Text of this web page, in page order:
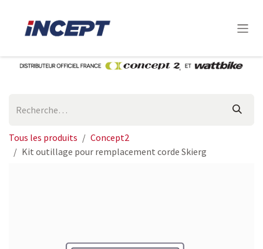
Tous les produits
Concept2
Kit outillage pour remplacement corde Skierg